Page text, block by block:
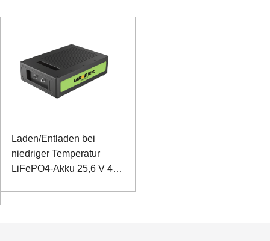
Laden/Entladen bei
niedriger Temperatur
LiFePO4-Akku 25,6 V 40